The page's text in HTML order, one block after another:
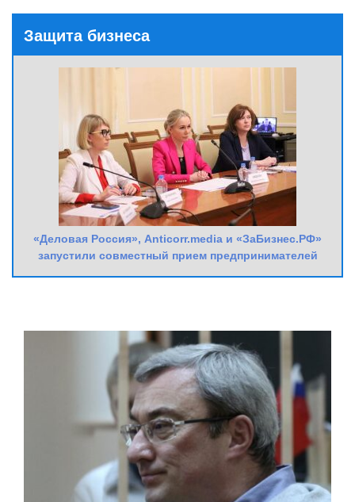
Защита бизнеса
«Деловая Россия», Anticorr.media и «ЗаБизнес.РФ»
запустили совместный прием предпринимателей